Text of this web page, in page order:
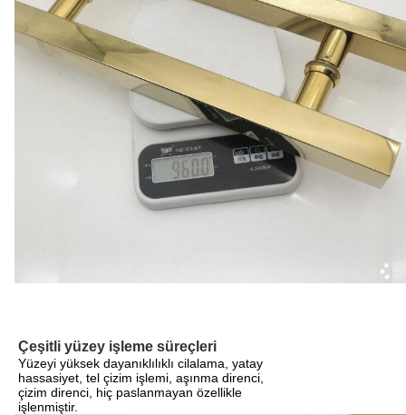
Çeşitli yüzey işleme süreçleri
Yüzeyi yüksek dayanıklılıklı cilalama, yatay
hassasiyet, tel çizim işlemi, aşınma direnci,
çizim direnci, hiç paslanmayan özellikle
işlenmiştir.